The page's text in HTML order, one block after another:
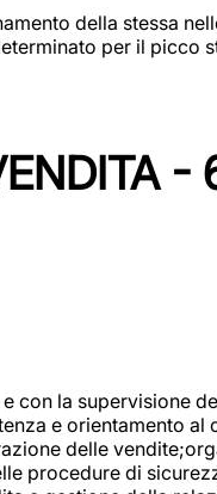
della stessa
per il picco
-
con la supervisione
e orientamento
delle
procedure di